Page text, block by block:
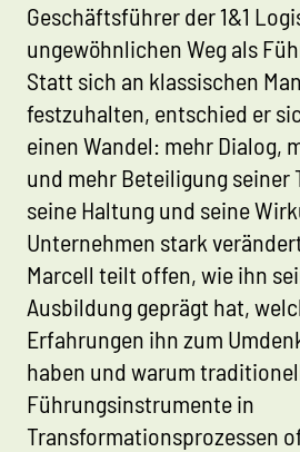
Geschäftsführer der 1&1
ungewöhnlichen Weg als
Statt sich an klassischen
festzuhalten, entschied er
einen Wandel: mehr Dialog,
und mehr Beteiligung seiner
seine Haltung und seine
Unternehmen stark
Marcell teilt offen, wie ihn
Ausbildung geprägt hat,
Erfahrungen ihn zum
haben und warum
Führungsinstrumente in
Transformationsprozessen